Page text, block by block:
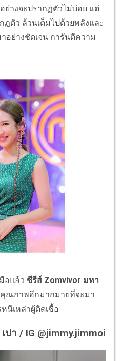
ย่างจะปรากฏตัวไม่บ่อย แต่
ตัว ล้วนเต็มไปด้วยพลังและ
ย่างชัดเจน การันตีความ
อแล้ว ซีรีส์ Zomvivor มหา
ณภาพอีกมากมายที่จะมา
นีเหล่าผู้ติดเชื้อ
ปา / IG @jimmy.jimmoi